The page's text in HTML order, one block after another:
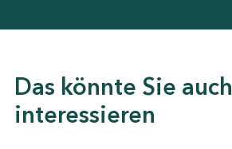
Das könnte Sie auch
interessieren